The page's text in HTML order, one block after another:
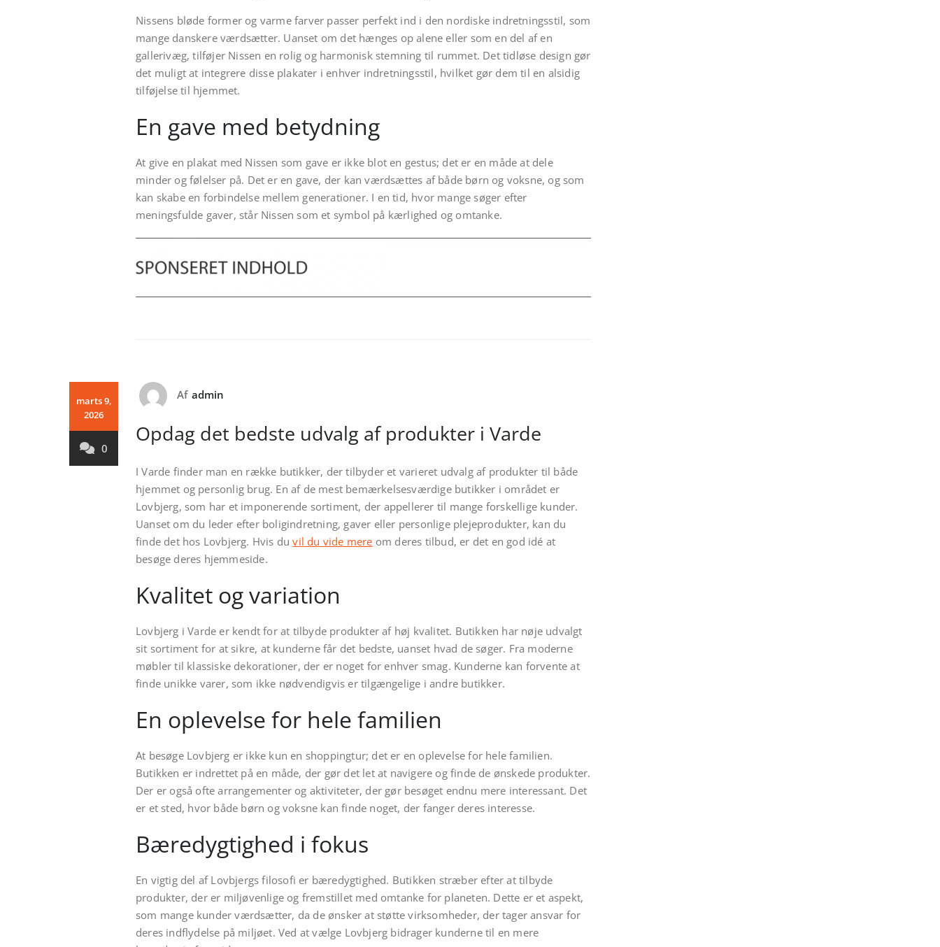
Nissens bløde former og varme farver passer perfekt ind i den nordiske indretningsstil, som
mange danskere værdsætter. Uanset om det hænges op alene eller som en del af en
gallerivæg, tilføjer Nissen en rolig og harmonisk stemning til rummet. Det tidløse design gør
det muligt at integrere disse plakater i enhver indretningsstil, hvilket gør dem til en alsidig
tilføjelse til hjemmet.
En gave med betydning
At give en plakat med Nissen som gave er ikke blot en gestus; det er en måde at dele
minder og følelser på. Det er en gave, der kan værdsættes af både børn og voksne, og som
kan skabe en forbindelse mellem generationer. I en tid, hvor mange søger efter
meningsfulde gaver, står Nissen som et symbol på kærlighed og omtanke.
marts 9,
2026
0
Af admin
Opdag det bedste udvalg af produkter i Varde
I Varde finder man en række butikker, der tilbyder et varieret udvalg af produkter til både
hjemmet og personlig brug. En af de mest bemærkelsesværdige butikker i området er
Lovbjerg, som har et imponerende sortiment, der appellerer til mange forskellige kunder.
Uanset om du leder efter boligindretning, gaver eller personlige plejeprodukter, kan du
finde det hos Lovbjerg. Hvis duvil du vide mere om deres tilbud, er det en god idé at
besøge deres hjemmeside.
Kvalitet og variation
Lovbjerg i Varde er kendt for at tilbyde produkter af høj kvalitet. Butikken har nøje udvalgt
sit sortiment for at sikre, at kunderne får det bedste, uanset hvad de søger. Fra moderne
møbler til klassiske dekorationer, der er noget for enhver smag. Kunderne kan forvente at
finde unikke varer, som ikke nødvendigvis er tilgængelige i andre butikker.
En oplevelse for hele familien
At besøge Lovbjerg er ikke kun en shoppingtur; det er en oplevelse for hele familien.
Butikken er indrettet på en måde, der gør det let at navigere og finde de ønskede produkter.
Der er også ofte arrangementer og aktiviteter, der gør besøget endnu mere interessant. Det
er et sted, hvor både børn og voksne kan finde noget, der fanger deres interesse.
Bæredygtighed i fokus
En vigtig del af Lovbjergs filosofi er bæredygtighed. Butikken stræber efter at tilbyde
produkter, der er miljøvenlige og fremstillet med omtanke for planeten. Dette er et aspekt,
som mange kunder værdsætter, da de ønsker at støtte virksomheder, der tager ansvar for
deres indflydelse på miljøet. Ved at vælge Lovbjerg bidrager kunderne til en mere